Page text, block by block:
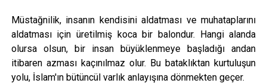
Müstağnilik, insanın kendisini aldatması ve muhataplarını
aldatması için üretilmiş koca bir balondur. Hangi alanda
olursa olsun, bir insan büyüklenmeye başladığı andan
itibaren azması kaçınılmaz olur. Bu bataklıktan kurtuluşun
yolu, İslam'ın bütüncül varlık anlayışına dönmekten geçer.